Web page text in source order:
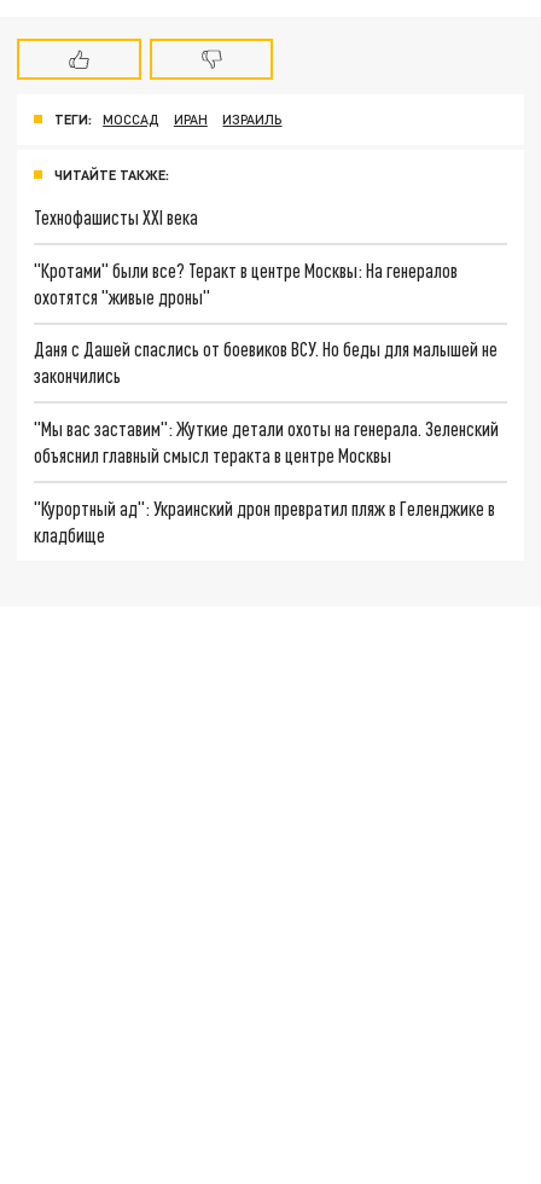
ТЕГИ: МОССАД ИРАН ИЗРАИЛЬ
ЧИТАЙТЕ ТАКЖЕ:
Технофашисты XXI века
"Кротами" были все? Теракт в центре Москвы: На генералов
охотятся "живые дроны"
Даня с Дашей спаслись от боевиков ВСУ. Но беды для малышей не
закончились
"Мы вас заставим": Жуткие детали охоты на генерала. Зеленский
объяснил главный смысл теракта в центре Москвы
"Курортный ад": Украинский дрон превратил пляж в Геленджике в
кладбище